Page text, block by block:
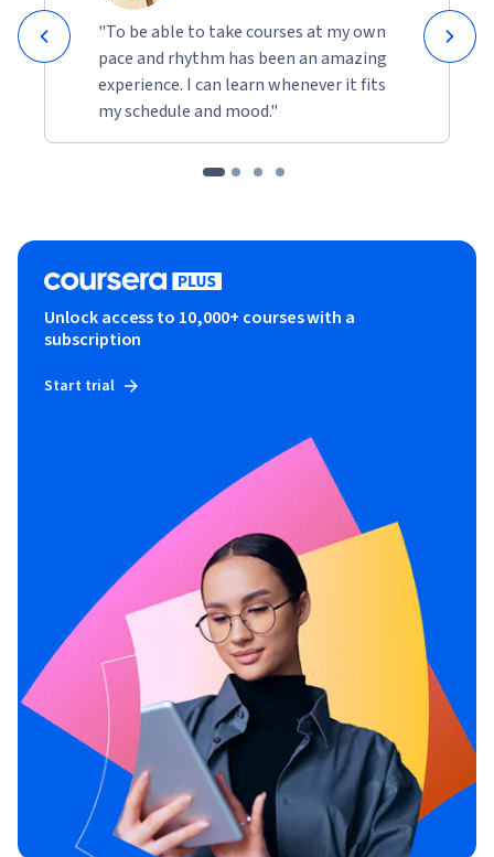
"To be able to take courses at my own
pace and rhythm has been an amazing
experience. I can learn whenever it fits
my schedule and mood."
Unlock access to 10,000+ courses with a
subscription
Start trial